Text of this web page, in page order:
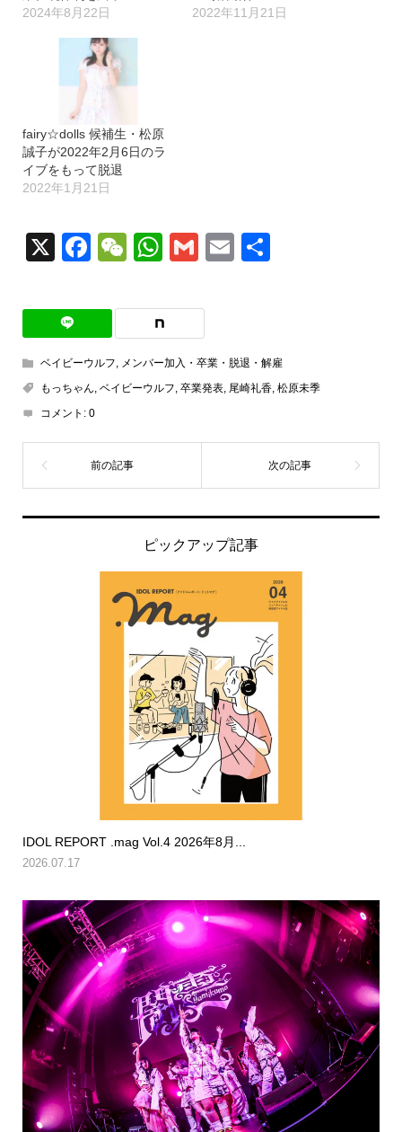
2024年8月22日
2022年11月21日
fairy☆dolls 候補生・松原
誠子が2022年2月6日のラ
イブをもって脱退
2022年1月21日
X Facebook
WeChat
WhatsApp
Gmail
Email
共
ベイビーウルフ
メンバー加入・卒業・脱退・解雇
もっちゃん ベイビーウルフ 卒業発表, 尾崎礼香, 松原未季
コメント: 0
ピックアップ記事
IDOL REPORT .mag Vol.4 2026年8月...
2026.07.17